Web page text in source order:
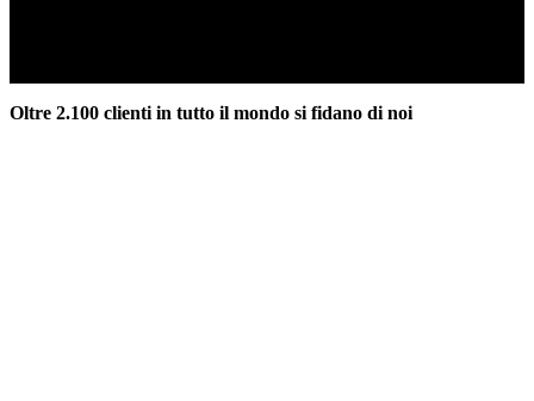
Oltre 2.100 clienti in tutto il mondo si fidano di noi